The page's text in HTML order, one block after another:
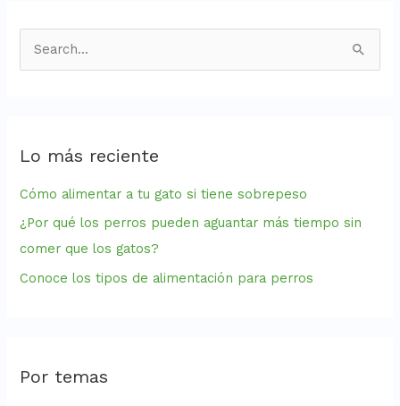
o
:
Lo más reciente
Cómo alimentar a tu gato si tiene sobrepeso
¿Por qué los perros pueden aguantar más tiempo sin
comer que los gatos?
Conoce los tipos de alimentación para perros
Por temas